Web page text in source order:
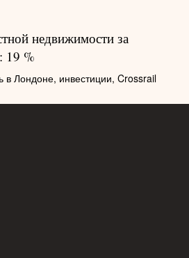
недвижимости за
19 %
в Лондоне, инвестиции, Crossrail